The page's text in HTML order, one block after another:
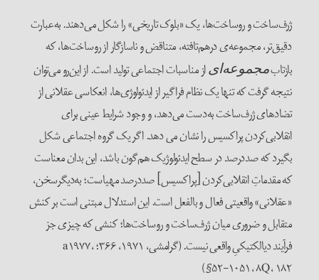
ژرف‌ساخت و روساخت‌ها، یک «بلوک تاریخی» را شکل می‌دهند. به‌عبارت
دقیق‌تر، مجموعه‌ی درهم‌تافته، متناقض و ناسازگار از روساخت‌ها، که
مجموعه‌‌ایاز مناسبات اجتماعی تولید است. از این‌رو می‌توان
نتیجه گرفت که تنها یک نظام فراگیر از ایدئولوژی‌ها، انعکاسی عقلانی از
تضادهای ژرف‌ساخت به‌دست می‌دهد، و وجود شرایط عینی برای
انقلابی‌کردن پراکسیس را نشان می دهد. اگر یک گروه اجتماعی شکل
بگیرد که صددرصد در سطح ایدئولوژیک هم‌گون باشد، این بدان معناست
که مقدماتِ انقلابی‌کردن [پراکسیس] صددرصد مهیاست؛ به‌دیگرسخن،
«عقلانی» واقعیتی فعال و بالفعل است. این استدلال مبتنی است بر کنش
متقابل و ضروری میان ژرف‌ساخت و روساخت‌ها؛ کنشی که چیزی جز
فرآیند دیالکتیکیِ واقعی نیست. (گرامشی، ۱۹۷۱، ۳۶۶؛ a۱۹۷۷،
۵۲-۱۰۵۱، ۸Q، ۱۸۲§)